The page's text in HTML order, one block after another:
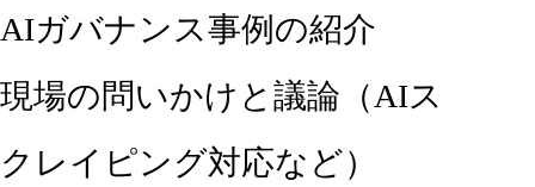
AIガバナンス事例の紹介
現場の問いかけと議論（AIス
クレイピング対応など）